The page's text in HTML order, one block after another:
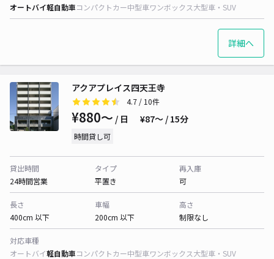
オートバイ軽自動車コンパクトカー中型車ワンボックス大型車・SUV
詳細へ
アクアプレイス四天王寺
4.7 / 10件
¥880〜 / 日 ¥87〜 / 15分
時間貸し可
貸出時間
24時間営業
タイプ
平置き
再入庫
可
長さ
400cm 以下
車幅
200cm 以下
高さ
制限なし
対応車種
オートバイ軽自動車コンパクトカー中型車ワンボックス大型車・SUV